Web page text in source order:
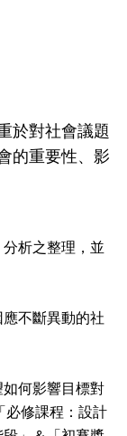
於對社會議題
的重要性、影
析之整理，並
不斷異動的社
何影響目標對
必修課程：設計